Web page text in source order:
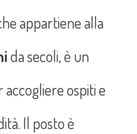
appartiene alla
da secoli, è un
ospiti e
Il posto è